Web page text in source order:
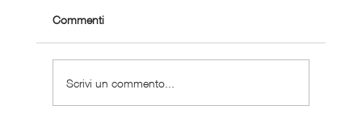
Commenti
Scrivi un commento...